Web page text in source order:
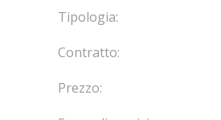
Tipologia:
Contratto:
Prezzo: